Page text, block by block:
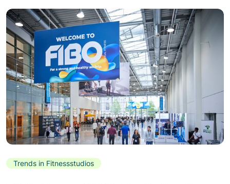
Trends in Fitnessstudios